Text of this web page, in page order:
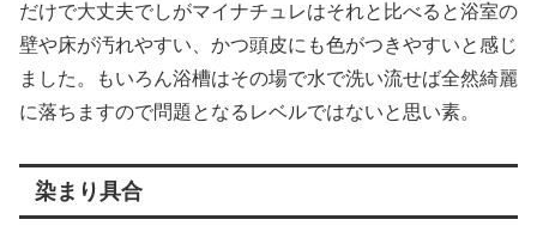
だけで大丈夫でしがマイナチュレはそれと比べると浴室の
壁や床が汚れやすい、かつ頭皮にも色がつきやすいと感じ
ました。もいろん浴槽はその場で水で洗い流せば全然綺麗
に落ちますので問題となるレベルではないと思い素。
染まり具合